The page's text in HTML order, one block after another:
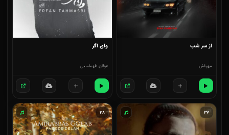
از سر شب
مهرتاش
وای اگر
عرفان طهماسبی
۳۷ ۳۸